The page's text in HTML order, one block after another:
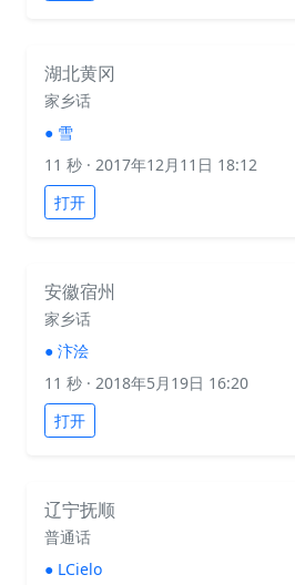
湖北黄冈
家乡话
● 雪
11 秒 · 2017年12月11日 18:12
打开
安徽宿州
家乡话
● 汴浍
11 秒 · 2018年5月19日 16:20
打开
辽宁抚顺
普通话
● LCielo